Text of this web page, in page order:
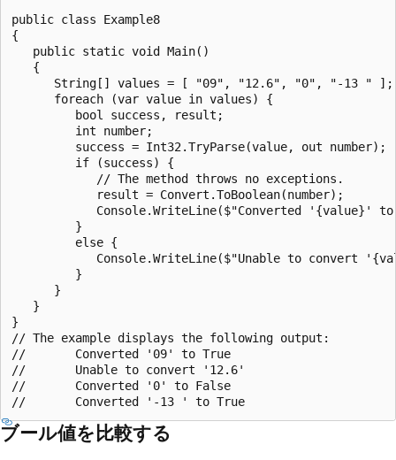
public class Example8
{
   public static void Main()
   {
      String[] values = [ "09", "12.6", "0", "-13 " ];
      foreach (var value in values) {
         bool success, result;
         int number;
         success = Int32.TryParse(value, out number);
         if (success) {
            // The method throws no exceptions.
            result = Convert.ToBoolean(number);
Console.WriteLine($"Converted '{value}'
         }
         else {
Console.WriteLine($"Unable to convert
         }
      }
   }
}
// The example displays the following output:
//       Converted '09' to True
//       Unable to convert '12.6'
//       Converted '0' to False
ブール値を比較する